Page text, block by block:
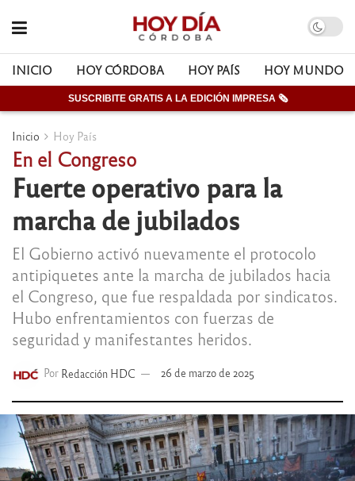
INICIO HOY CÓRDOBA HOY PAÍS HOY MUNDO
SUSCRIBITE GRATIS A LA EDICIÓN IMPRESA 🗞
Inicio Hoy País
En el Congreso
Fuerte operativo para la
marcha de jubilados
El Gobierno activó nuevamente el protocolo
antipiquetes ante la marcha de jubilados hacia
el Congreso, que fue respaldada por sindicatos.
Hubo enfrentamientos con fuerzas de
seguridad y manifestantes heridos.
Por Redacción HDC 26 de marzo de 2025